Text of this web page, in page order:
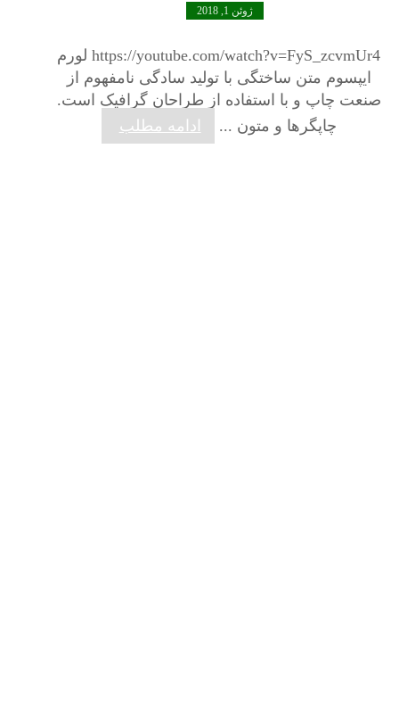
ژوئن 1, 2018
https://youtube.com/watch?v=FyS_zcvmUr4 لورم
ایپسوم متن ساختگی با تولید سادگی نامفهوم از
صنعت چاپ و با استفاده از طراحان گرافیک است.
چاپگرها و متون ...
ادامه مطلب